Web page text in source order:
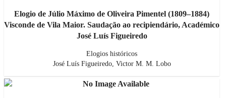
Elogio de Júlio Máximo de Oliveira Pimentel (1809–1884)
Visconde de Vila Maior. Saudação ao recipiendário, Académico
José Luís Figueiredo
Elogios históricos
José Luís Figueiredo, Victor M. M. Lobo